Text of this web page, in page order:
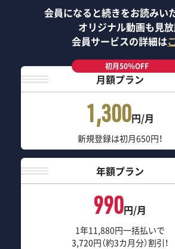
会員になると続きをお読みい
オリジナル動画も見放
会員サービスの詳細は
初月50％OFF
月額プラン
1,300円/月
新規登録は初月650円！
年額プラン
990円/月
1年11,880円一括払いで
3,720円（約3カ月分）割引！